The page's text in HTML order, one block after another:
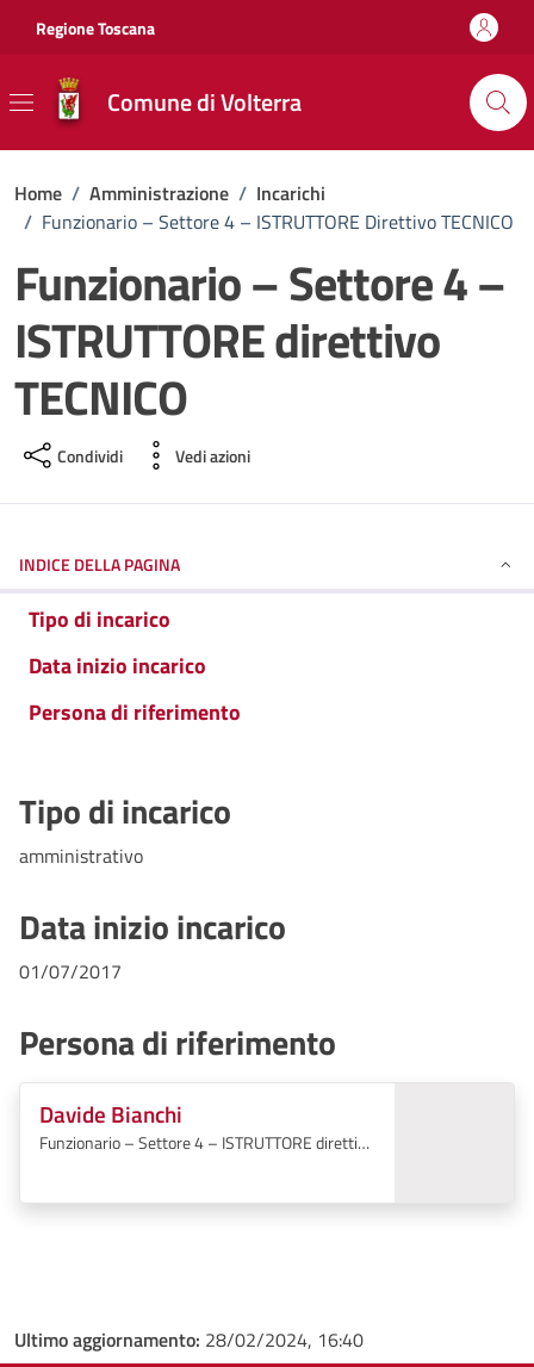
Regione Toscana
Comune di Volterra
Home / Amministrazione / Incarichi
/ Funzionario – Settore 4 – ISTRUTTORE Direttivo TECNICO
Funzionario – Settore 4 –
ISTRUTTORE direttivo
TECNICO
Condividi Vedi azioni
INDICE DELLA PAGINA
Tipo di incarico
Data inizio incarico
Persona di riferimento
Tipo di incarico
amministrativo
Data inizio incarico
01/07/2017
Persona di riferimento
Davide Bianchi
Funzionario – Settore 4 – ISTRUTTORE direttivo
Ultimo aggiornamento: 28/02/2024, 16:40